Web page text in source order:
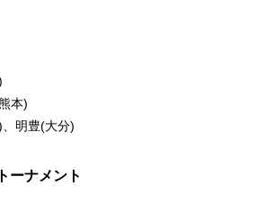
本)
明豊(大分)
ーナメント